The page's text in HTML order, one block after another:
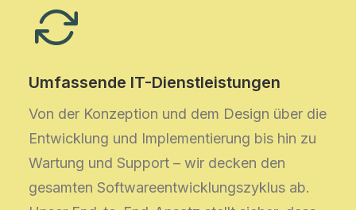
Umfassende IT-Dienstleistungen
Von der Konzeption und dem Design über die
Entwicklung und Implementierung bis hin zu
Wartung und Support – wir decken den
gesamten Softwareentwicklungszyklus ab.